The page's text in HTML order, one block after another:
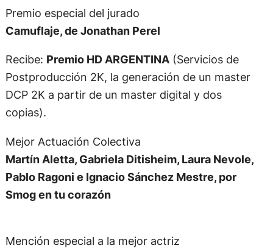
Premio especial del jurado
Camuflaje, de Jonathan Perel
Recibe: Premio HD ARGENTINA(Servicios de
Postproducción 2K, la generación de un master
DCP 2K a partir de un master digital y dos
copias).
Mejor Actuación Colectiva
Martín Aletta, Gabriela Ditisheim, Laura Nevole,
Pablo Ragoni e Ignacio Sánchez Mestre, por
Smog en tu corazón
Mención especial a la mejor actriz